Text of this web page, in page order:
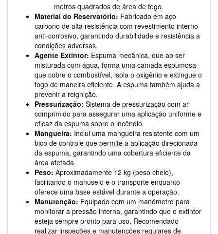
metros quadrados de área de fogo.
Material do Reservatório: Fabricado em aço
carbono de alta resistência com revestimento interno
anti-corrosivo, garantindo durabilidade e resistência a
condições adversas.
Agente Extintor: Espuma mecânica, que ao ser
misturada com água, forma uma camada espumosa
que cobre o combustível, isola o oxigênio e extingue o
fogo de maneira eficiente. A espuma também ajuda a
prevenir a reignição.
Pressurização: Sistema de pressurização com ar
comprimido para assegurar uma aplicação uniforme e
eficaz da espuma sobre o incêndio.
Mangueira: Inclui uma mangueira resistente com um
bico de controle que permite a aplicação direcionada
da espuma, garantindo uma cobertura eficiente da
área afetada.
Peso: Aproximadamente 12 kg (peso cheio),
facilitando o manuseio e o transporte enquanto
oferece uma base estável durante a operação.
Manutenção: Equipado com um manômetro para
monitorar a pressão interna, garantindo que o extintor
esteja sempre pronto para uso. Recomendado
realizar inspeções e manutenções regulares de